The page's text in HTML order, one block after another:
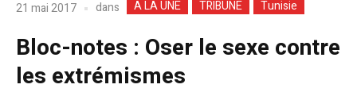
21 mai 2017 dans A LA UNE TRIBUNE Tunisie
Bloc-notes : Oser le sexe contre
les extrémismes